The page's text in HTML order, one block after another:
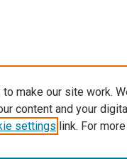
make our site work.
content and your
settings link. For